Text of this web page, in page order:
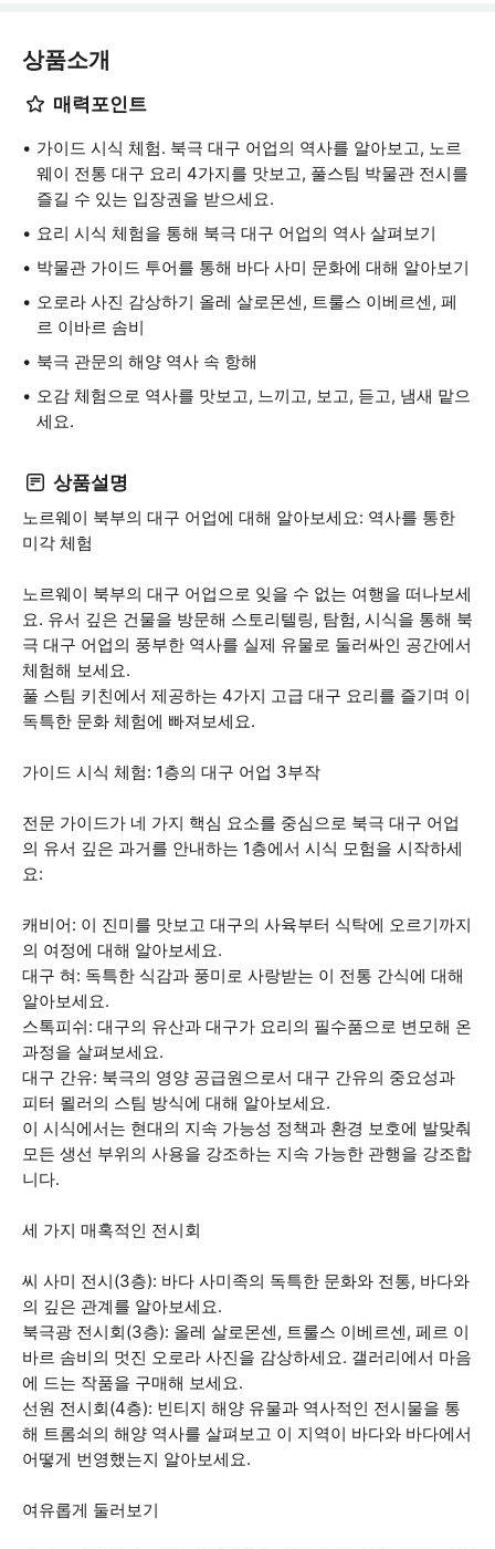
상품소개
매력포인트
가이드 시식 체험. 북극 대구 어업의 역사를 알아보고, 노르
웨이 전통 대구 요리 4가지를 맛보고, 풀스팀 박물관 전시를
즐길 수 있는 입장권을 받으세요.
요리 시식 체험을 통해 북극 대구 어업의 역사 살펴보기
박물관 가이드 투어를 통해 바다 사미 문화에 대해 알아보기
오로라 사진 감상하기 올레 살로몬센, 트룰스 이베르센, 페
르 이바르 솜비
북극 관문의 해양 역사 속 항해
오감 체험으로 역사를 맛보고, 느끼고, 보고, 듣고, 냄새 맡으
세요.
상품설명
노르웨이 북부의 대구 어업에 대해 알아보세요: 역사를 통한
미각 체험
노르웨이 북부의 대구 어업으로 잊을 수 없는 여행을 떠나보세
요. 유서 깊은 건물을 방문해 스토리텔링, 탐험, 시식을 통해 북
극 대구 어업의 풍부한 역사를 실제 유물로 둘러싸인 공간에서
체험해 보세요.
풀 스팀 키친에서 제공하는 4가지 고급 대구 요리를 즐기며 이
독특한 문화 체험에 빠져보세요.
가이드 시식 체험: 1층의 대구 어업 3부작
전문 가이드가 네 가지 핵심 요소를 중심으로 북극 대구 어업
의 유서 깊은 과거를 안내하는 1층에서 시식 모험을 시작하세
요:
캐비어: 이 진미를 맛보고 대구의 사육부터 식탁에 오르기까지
의 여정에 대해 알아보세요.
대구 혀: 독특한 식감과 풍미로 사랑받는 이 전통 간식에 대해
알아보세요.
스톡피쉬: 대구의 유산과 대구가 요리의 필수품으로 변모해 온
과정을 살펴보세요.
대구 간유: 북극의 영양 공급원으로서 대구 간유의 중요성과
피터 묄러의 스팀 방식에 대해 알아보세요.
이 시식에서는 현대의 지속 가능성 정책과 환경 보호에 발맞춰
모든 생선 부위의 사용을 강조하는 지속 가능한 관행을 강조합
니다.
세 가지 매혹적인 전시회
씨 사미 전시(3층): 바다 사미족의 독특한 문화와 전통, 바다와
의 깊은 관계를 알아보세요.
북극광 전시회(3층): 올레 살로몬센, 트룰스 이베르센, 페르 이
바르 솜비의 멋진 오로라 사진을 감상하세요. 갤러리에서 마음
에 드는 작품을 구매해 보세요.
선원 전시회(4층): 빈티지 해양 유물과 역사적인 전시물을 통
해 트롬쇠의 해양 역사를 살펴보고 이 지역이 바다와 바다에서
어떻게 번영했는지 알아보세요.
여유롭게 둘러보기